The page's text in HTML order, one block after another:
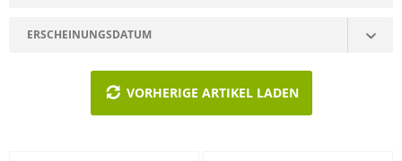
VORHERIGE ARTIKEL LADEN